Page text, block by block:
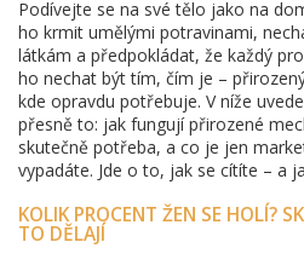
Podívejte se na své tělo jako na
ho krmit umělými potravinami,
látkám a předpokládat, že každý
ho nechat být tím, čím je –
kde opravdu potřebuje. V níže
přesně to: jak fungují přirozené
skutečně potřeba, a co je jen
vypadáte. Jde o to, jak se cítíte – a
KOLIK PROCENT ŽEN SE HOLÍ?
TO DĚLAJÍ